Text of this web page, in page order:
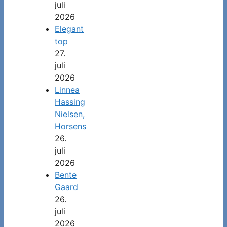
juli
2026
Elegant
top
27.
juli
2026
Linnea
Hassing
Nielsen,
Horsens
26.
juli
2026
Bente
Gaard
26.
juli
2026